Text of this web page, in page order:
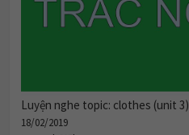
Luyện nghe topic: clothes (unit 3)
18/02/2019